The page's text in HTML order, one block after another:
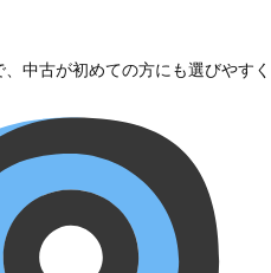
中古が初めての方にも選びやす